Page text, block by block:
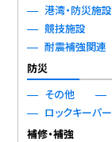
港湾・防災施設
競技施設
耐震補強関連
防災
その他
ロックキーパー
補修・補強